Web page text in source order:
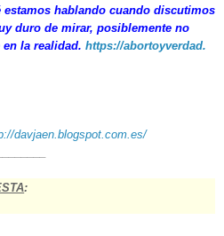
estamos hablando cuando discutimos
duro de mirar, posiblemente no
la realidad. https://abortoyverdad.
davjaen.blogspot.com.es/
: